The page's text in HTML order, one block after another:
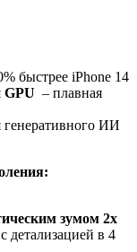
быстрее iPhone 14
GPU – плавная
генеративного ИИ
зумом 2x
детализацией в 4